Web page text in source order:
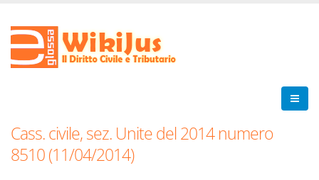
Cass. civile, sez. Unite del 2014 numero
8510 (11/04/2014)